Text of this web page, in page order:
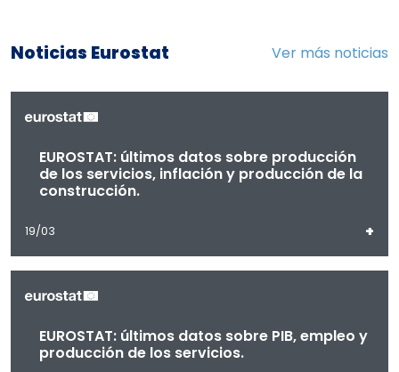
Noticias Eurostat Ver más noticias
EUROSTAT: últimos datos sobre producción
de los servicios, inflación y producción de la
construcción.
19/03 +
EUROSTAT: últimos datos sobre PIB, empleo y
producción de los servicios.